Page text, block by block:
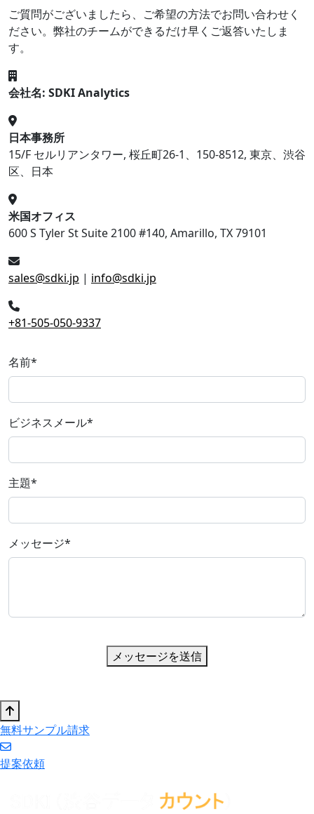
ご質問がございましたら、ご希望の方法でお問い合わせく
ださい。弊社のチームができるだけ早くご返答いたしま
す。
会社名: SDKI Analytics
日本事務所
15/F セルリアンタワー, 桜丘町26-1、150-8512, 東京、渋谷
区、日本
米国オフィス
600 S Tyler St Suite 2100 #140, Amarillo, TX 79101
sales@sdki.jp | info@sdki.jp
+81-505-050-9337
名前*
ビジネスメール*
主題*
メッセージ*
メッセージを送信
無料サンプル請求
提案依頼